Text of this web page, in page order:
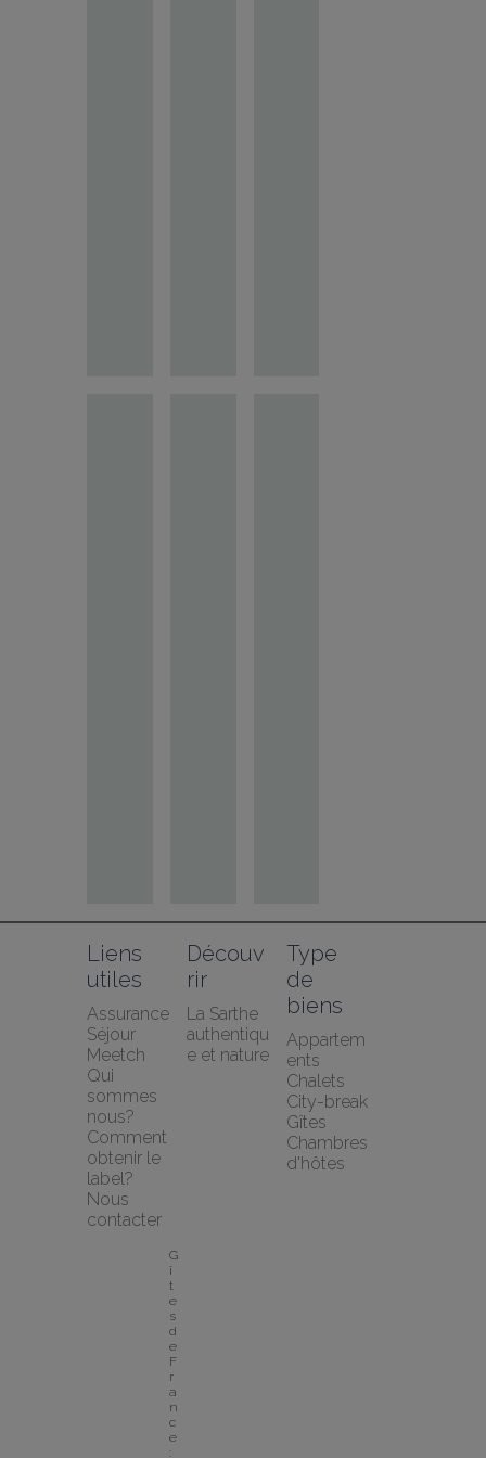
Liens
utiles
Assurance
Séjour
Meetch
Qui
sommes
nous?
Comment
obtenir le
label?
Nous
contacter
Découv
rir
La Sarthe
authentiqu
e et nature
Type
de
biens
Appartem
ents
Chalets
City-break
Gîtes
Chambres
d'hôtes
G
î
t
e
s
d
e
F
r
a
n
c
e
: